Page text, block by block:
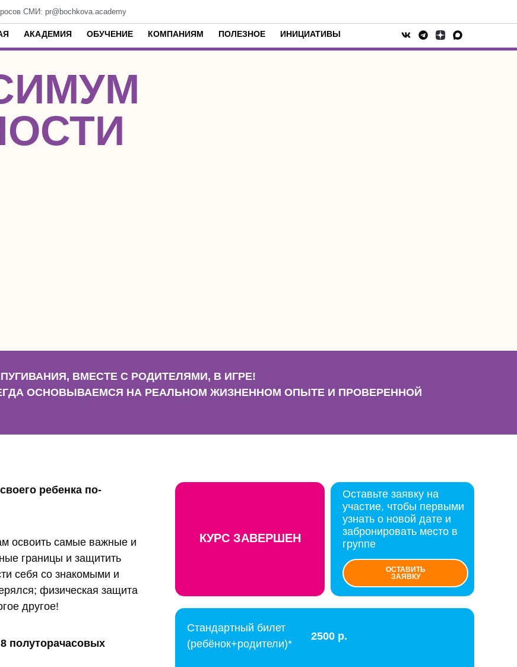
СМИ: pr@bochkova.academy
АКАДЕМИЯ ОБУЧЕНИЕ КОМПАНИЯМ ПОЛЕЗНОЕ ИНИЦИАТИВЫ
ВМЕСТЕ С РОДИТЕЛЯМИ, В ИГРЕ!
ОСНОВЫВАЕМСЯ НА РЕАЛЬНОМ ЖИЗНЕННОМ ОПЫТЕ И ПРОВЕРЕННОЙ
ребенка по-
освоить самые важные и
границы и защитить
себя со знакомыми и
физическая защита
другое!
полуторачасовых
КУРС ЗАВЕРШЕН
Оставьте заявку на
участие, чтобы первыми
узнать о новой дате и
забронировать место в
группе
ОСТАВИТЬ
ЗАЯВКУ
Стандартный билет
(ребёнок+родители)*
2500 р.